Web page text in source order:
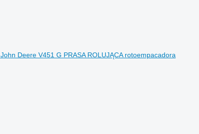
John Deere V451 G PRASA ROLUJĄCA rotoempacadora